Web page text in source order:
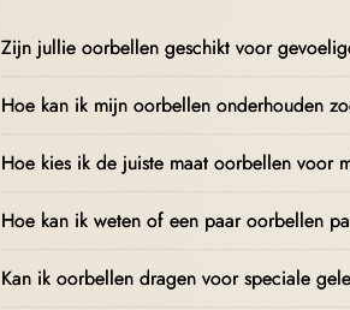
Zijn jullie oorbellen geschikt voor
Hoe kan ik mijn oorbellen onderhouden
Hoe kies ik de juiste maat oorbellen voor
Hoe kan ik weten of een paar oorbellen
Kan ik oorbellen dragen voor speciale